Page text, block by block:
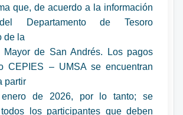
que, de acuerdo a la información
Departamento de Tesoro
de la
Mayor de San Andrés. Los pagos
CEPIES – UMSA se encuentran
partir
de 2026, por lo tanto; se
los participantes que deben